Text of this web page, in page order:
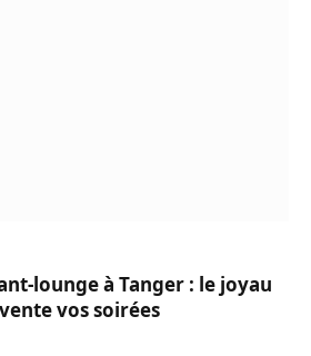
lounge à Tanger : le joyau
vos soirées